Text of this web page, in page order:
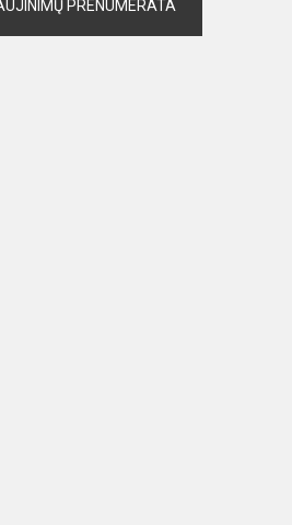
PRENUMERATA